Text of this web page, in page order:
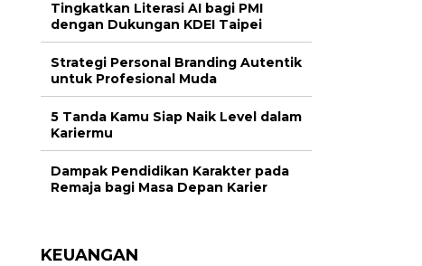
Tingkatkan Literasi AI bagi PMI
dengan Dukungan KDEI Taipei
Strategi Personal Branding Autentik
untuk Profesional Muda
5 Tanda Kamu Siap Naik Level dalam
Kariermu
Dampak Pendidikan Karakter pada
Remaja bagi Masa Depan Karier
KEUANGAN